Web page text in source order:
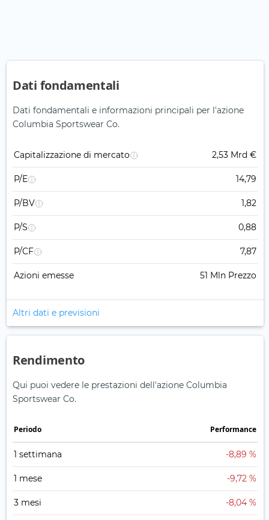
Dati fondamentali
Dati fondamentali e informazioni principali per l'azione
Columbia Sportswear Co.
Capitalizzazione di mercato 2,53 Mrd €
P/E 14,79
P/BV 1,82
P/S 0,88
P/CF 7,87
Azioni emesse 51 Mln Prezzo
Altri dati e previsioni
Rendimento
Qui puoi vedere le prestazioni dell'azione Columbia
Sportswear Co.
Periodo Performance
1 settimana -8,89 %
1 mese -9,72 %
3 mesi -8,04 %